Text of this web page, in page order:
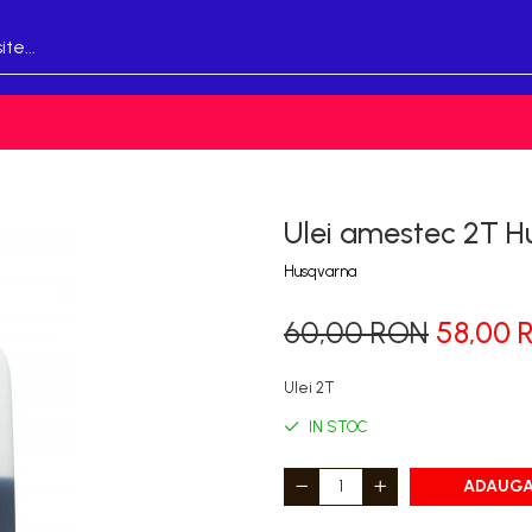
Ulei amestec 2T
Husqvarna
60,00 RON 58,00
Ulei 2T
IN STOC